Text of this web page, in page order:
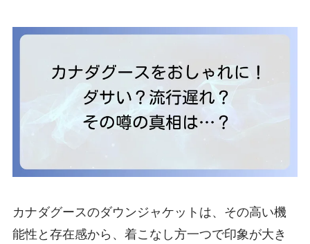
カナダグースのダウンジャケットは、その高い機
能性と存在感から、着こなし方一つで印象が大き